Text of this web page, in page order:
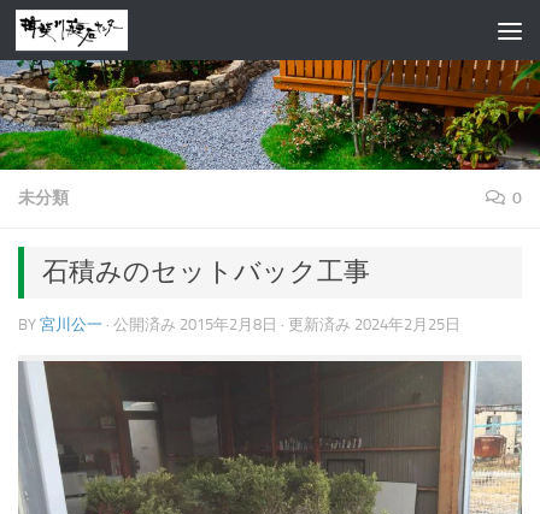
コンテンツへスキップ
未分類 0
石積みのセットバック工事
BY 宮川公一 · 公開済み 2015年2月8日 · 更新済み 2024年2月25日